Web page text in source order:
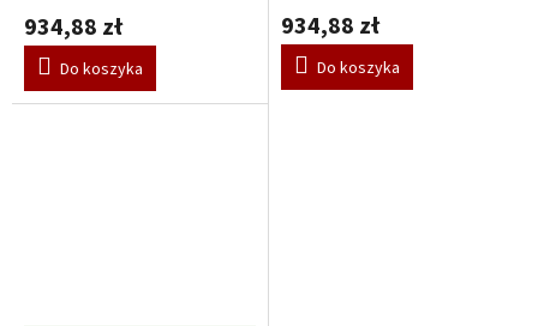
934,88 zł
Do koszyka
934,88 zł
Do koszyka